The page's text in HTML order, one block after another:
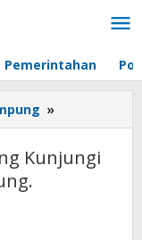
Pemerintahan
»
Humas
Lampung
Kunjungi